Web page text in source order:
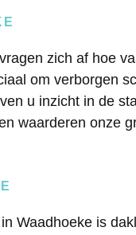
zich af hoe
om verborgen
u inzicht in de
waarderen onze
Waadhoeke is